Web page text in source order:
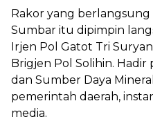
Rakor yang berlangsung
Sumbar itu dipimpin
Irjen Pol Gatot Tri
Brigjen Pol Solihin. Hadir
dan Sumber Daya
pemerintah daerah,
media.